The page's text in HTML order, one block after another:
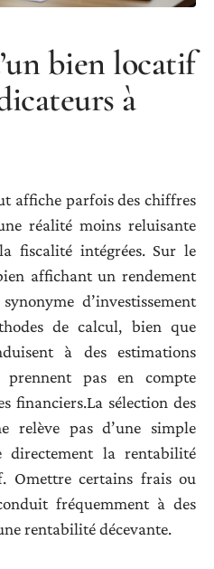
bien locatif
à
affiche parfois des chiffres
réalité moins reluisante
fiscalité intégrées. Sur le
affichant un rendement
d’investissement
de calcul, bien que
à des estimations
pas en compte
financiers.La sélection des
relève pas d’une simple
la rentabilité
Omettre certains frais ou
fréquemment à des
rentabilité décevante.